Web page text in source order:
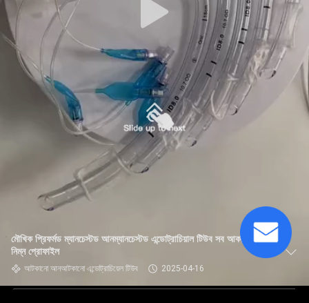
মৌখিক প্রিফর্মড ম্যানচেস্টড আনম্যানচেস্টড এন্ডোট্রাচিয়াল টিউব সব আকারের
নিম্ন প্রোফাইল
আটকানো আনআটকানো এন্ডোট্রাচিয়েল টিউব 2025-04-16